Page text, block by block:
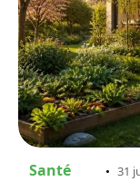
Santé 31